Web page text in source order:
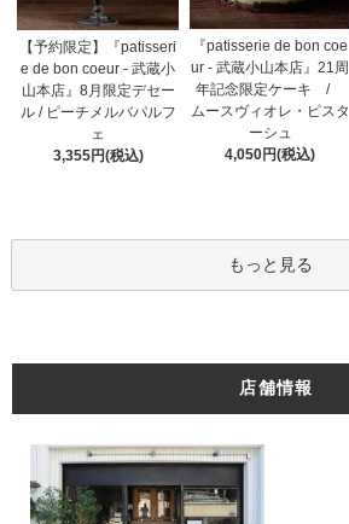
【予約限定】『patisseri
e de bon coeur - 武蔵小
山本店』8月限定デセー
ル / ピーチメルバパルフ
ェ
3,355円(税込)
『patisserie de bon coe
ur - 武蔵小山本店』21周
年記念限定ケーキ /
ムースヴィオレ・ピスタ
ーシュ
4,050円(税込)
もっと見る
店舗情報